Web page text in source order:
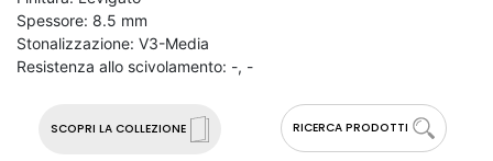
SCOPRI LA COLLEZIONE RICERCA PRODOTTI
Spessore: 8.5 mm
Stonalizzazione: V3-Media
Resistenza allo scivolamento: -, -